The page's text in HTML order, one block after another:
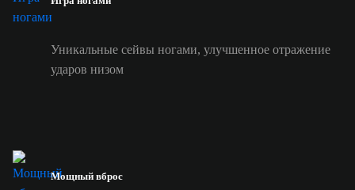
Уникальные сейвы ногами, улучшенное отражение
ударов низом
Мощный вброс